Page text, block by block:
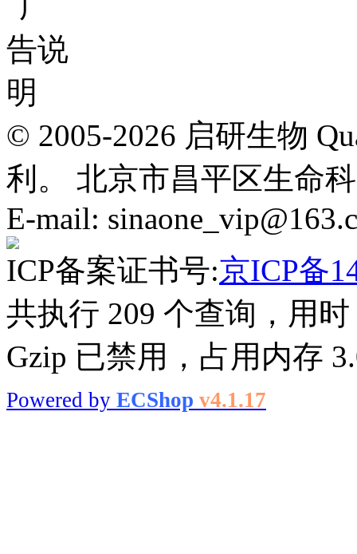
© 2005-2026 启研生物
利。 北京市昌平区生命
E-mail:
ICP备案证书号:京ICP备
共执行 209 个查询，用
Gzip 已禁用，占用内存
Powered by ECShop v4.1.17